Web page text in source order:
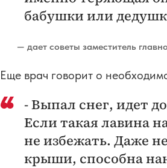
бабушки или
— дает советы заместитель
Еще врач говорит о
- Выпал снег, идет
Если такая лавина
не избежать. Даже
крыши, способна